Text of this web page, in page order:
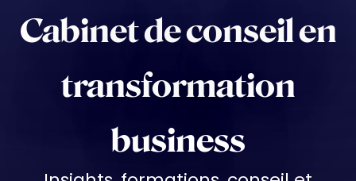
Cabinet de conseil en
transformation
business